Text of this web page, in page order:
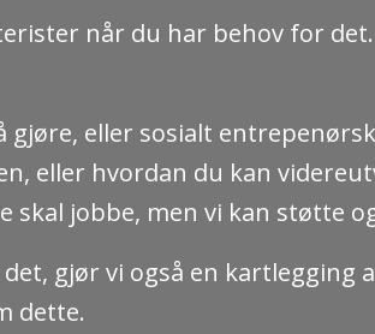
når du har behov for
eller sosialt
eller hvordan du kan
skal jobbe, men vi kan støtte
gjør vi også en kartlegging
dette.